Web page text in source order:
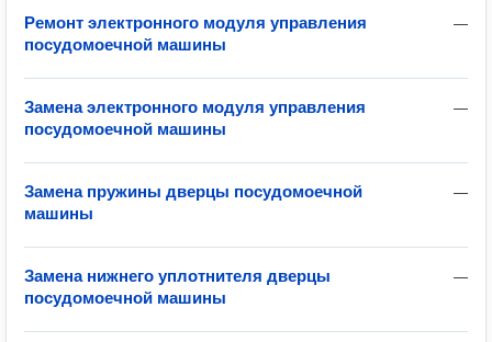
—
Ремонт электронного модуля управления
посудомоечной машины
—
Замена электронного модуля управления
посудомоечной машины
—
Замена пружины дверцы посудомоечной
машины
—
Замена нижнего уплотнителя дверцы
посудомоечной машины